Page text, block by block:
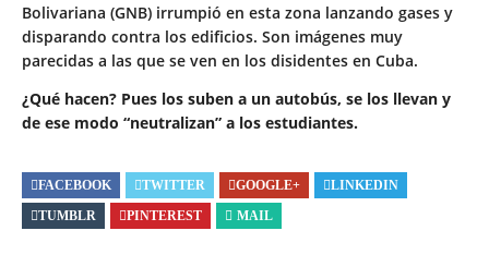
Bolivariana (GNB) irrumpió en esta zona lanzando gases y
disparando contra los edificios. Son imágenes muy
parecidas a las que se ven en los disidentes en Cuba.
¿Qué hacen? Pues los suben a un autobús, se los llevan y
de ese modo “neutralizan” a los estudiantes.
FACEBOOK TWITTER GOOGLE+
LINKEDIN
TUMBLR
PINTEREST MAIL